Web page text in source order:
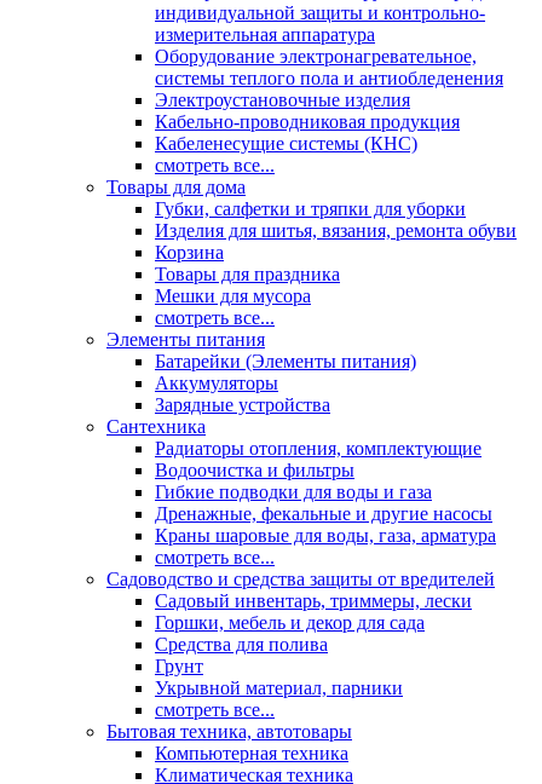
индивидуальной защиты и контрольно-
измерительная аппаратура
Оборудование электронагревательное,
системы теплого пола и антиобледенения
Электроустановочные изделия
Кабельно-проводниковая продукция
Кабеленесущие системы (КНС)
смотреть все...
Товары для дома
Губки, салфетки и тряпки для уборки
Изделия для шитья, вязания, ремонта обуви
Корзина
Товары для праздника
Мешки для мусора
смотреть все...
Элементы питания
Батарейки (Элементы питания)
Аккумуляторы
Зарядные устройства
Сантехника
Радиаторы отопления, комплектующие
Водоочистка и фильтры
Гибкие подводки для воды и газа
Дренажные, фекальные и другие насосы
Краны шаровые для воды, газа, арматура
смотреть все...
Садоводство и средства защиты от вредителей
Садовый инвентарь, триммеры, лески
Горшки, мебель и декор для сада
Средства для полива
Грунт
Укрывной материал, парники
смотреть все...
Бытовая техника, автотовары
Компьютерная техника
Климатическая техника